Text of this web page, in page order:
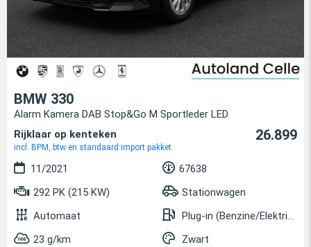
BMW 330
Alarm Kamera DAB Stop&Go M Sportleder LED
Rijklaar op kenteken
incl. BPM, btw en standaard import pakket
26.899
11/2021
67638
292 PK (215 KW)
Stationwagen
Automaat
Plug-in (Benzine/Elektrisch)
23 g/km
Zwart